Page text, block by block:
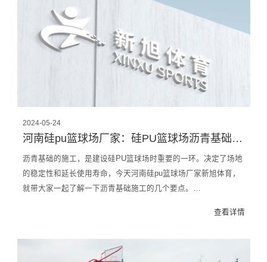
2024-05-24
河南硅pu篮球场厂家：硅PU篮球场沥青基础施工要点
沥青基础的施工，是建设硅PU篮球场时重要的一环。决定了场地
的稳定性和延长使用寿命，今天河南硅pu篮球场厂家新旭体育，
就带大家一起了解一下沥青基础施工的几个要点。…
查看详情